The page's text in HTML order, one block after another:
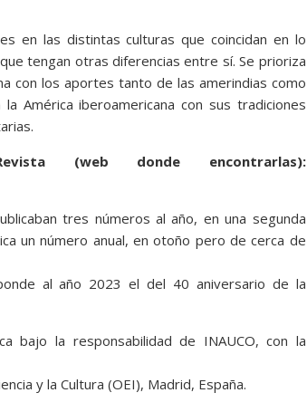
en las distintas culturas que coincidan en lo
tengan otras diferencias entre sí. Se prioriza
con los aportes tanto de las amerindias como
América iberoamericana con sus tradiciones
(web donde encontrarlas):
tres números al año, en una segunda
un número anual, en otoño pero de cerca de
al año 2023 el del 40 aniversario de la
bajo la responsabilidad de INAUCO, con la
y la Cultura (OEI), Madrid, España.